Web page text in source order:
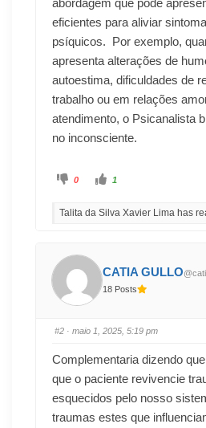
eficientes para aliviar
psíquicos. Por exemplo,
apresenta alterações de
autoestima, dificuldades de
trabalho ou em relações
atendimento, o Psicanalista
no inconsciente.
0 1
Talita da Silva Xavier Lima has
CATIA GULLO
18 Posts
#2 · maio 1, 2025, 5:19 pm
Complementaria dizendo
que o paciente revivencie
esquecidos pelo nosso
traumas estes que